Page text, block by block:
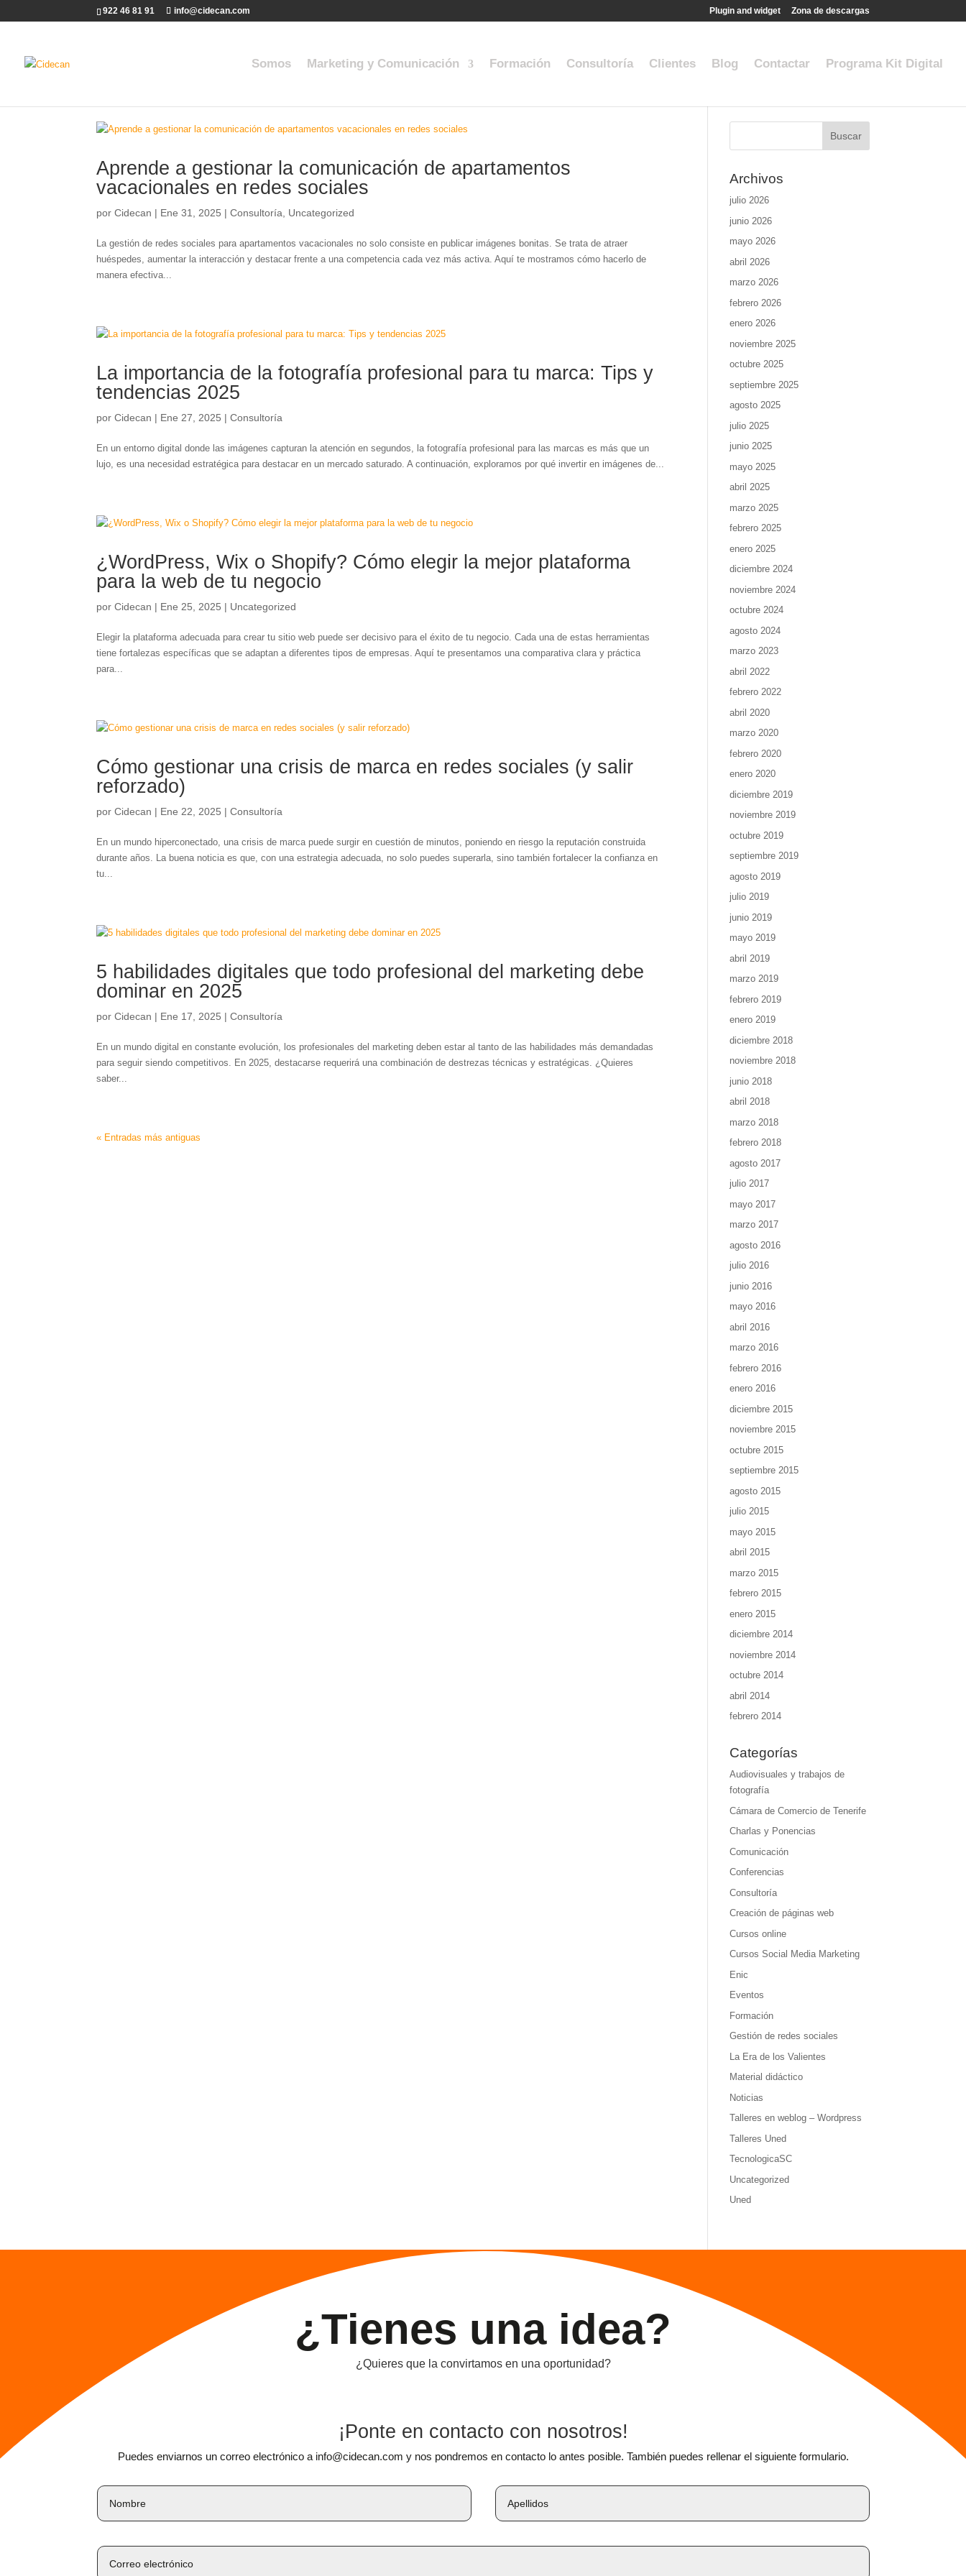
922 46 81 91 info@cidecan.com Plugin and widget Zona de descargas
Somos Marketing y Comunicación Formación Consultoría Clientes Blog Contactar Programa Kit Digital
Aprende a gestionar la comunicación de apartamentos
vacacionales en redes sociales
porCidecan | Ene 31, 2025 |Consultoría Uncategorized
La gestión de redes sociales para apartamentos vacacionales no solo consiste en publicar imágenes bonitas. Se trata de atraer
huéspedes, aumentar la interacción y destacar frente a una competencia cada vez más activa. Aquí te mostramos cómo hacerlo de
manera efectiva...
La importancia de la fotografía profesional para tu marca: Tips y
tendencias 2025
porCidecan | Ene 27, 2025 |Consultoría
En un entorno digital donde las imágenes capturan la atención en segundos, la fotografía profesional para las marcas es más que un
lujo, es una necesidad estratégica para destacar en un mercado saturado. A continuación, exploramos por qué invertir en imágenes de...
¿WordPress, Wix o Shopify? Cómo elegir la mejor plataforma
para la web de tu negocio
porCidecan | Ene 25, 2025 | Uncategorized
Elegir la plataforma adecuada para crear tu sitio web puede ser decisivo para el éxito de tu negocio. Cada una de estas herramientas
tiene fortalezas específicas que se adaptan a diferentes tipos de empresas. Aquí te presentamos una comparativa clara y práctica
para...
Cómo gestionar una crisis de marca en redes sociales (y salir
reforzado)
porCidecan | Ene 22, 2025 |Consultoría
En un mundo hiperconectado, una crisis de marca puede surgir en cuestión de minutos, poniendo en riesgo la reputación construida
durante años. La buena noticia es que, con una estrategia adecuada, no solo puedes superarla, sino también fortalecer la confianza en
tu...
5 habilidades digitales que todo profesional del marketing debe
dominar en 2025
porCidecan | Ene 17, 2025 |Consultoría
En un mundo digital en constante evolución, los profesionales del marketing deben estar al tanto de las habilidades más demandadas
para seguir siendo competitivos. En 2025, destacarse requerirá una combinación de destrezas técnicas y estratégicas. ¿Quieres
saber...
« Entradas más antiguas
Archivos
julio 2026
junio 2026
mayo 2026
abril 2026
marzo 2026
febrero 2026
enero 2026
noviembre 2025
octubre 2025
septiembre 2025
agosto 2025
julio 2025
junio 2025
mayo 2025
abril 2025
marzo 2025
febrero 2025
enero 2025
diciembre 2024
noviembre 2024
octubre 2024
agosto 2024
marzo 2023
abril 2022
febrero 2022
abril 2020
marzo 2020
febrero 2020
enero 2020
diciembre 2019
noviembre 2019
octubre 2019
septiembre 2019
agosto 2019
julio 2019
junio 2019
mayo 2019
abril 2019
marzo 2019
febrero 2019
enero 2019
diciembre 2018
noviembre 2018
junio 2018
abril 2018
marzo 2018
febrero 2018
agosto 2017
julio 2017
mayo 2017
marzo 2017
agosto 2016
julio 2016
junio 2016
mayo 2016
abril 2016
marzo 2016
febrero 2016
enero 2016
diciembre 2015
noviembre 2015
octubre 2015
septiembre 2015
agosto 2015
julio 2015
mayo 2015
abril 2015
marzo 2015
febrero 2015
enero 2015
diciembre 2014
noviembre 2014
octubre 2014
abril 2014
febrero 2014
Categorías
Audiovisuales y trabajos de
fotografía
Cámara de Comercio de Tenerife
Charlas y Ponencias
Comunicación
Conferencias
Consultoría
Creación de páginas web
Cursos online
Cursos Social Media Marketing
Enic
Eventos
Formación
Gestión de redes sociales
La Era de los Valientes
Material didáctico
Noticias
Talleres en weblog – Wordpress
Talleres Uned
TecnologicaSC
Uncategorized
Uned
¿Tienes una idea?
¿Quieres que la convirtamos en una oportunidad?
¡Ponte en contacto con nosotros!
Puedes enviarnos un correo electrónico a info@cidecan.com y nos pondremos en contacto lo antes posible. También puedes rellenar el siguiente formulario.